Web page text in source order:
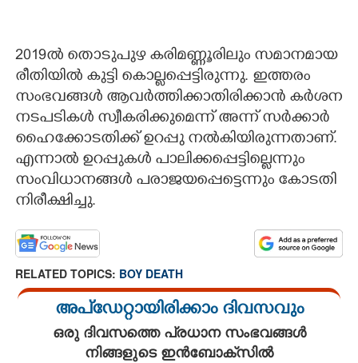
2019ൽ തൊടുപുഴ കരിമണ്ണൂരിലും സമാനമായ
രീതിയിൽ കുട്ടി കൊല്ലപ്പെട്ടിരുന്നു. ഇത്തരം
സംഭവങ്ങൾ ആവർത്തിക്കാതിരിക്കാൻ കർശന
നടപടികൾ സ്വീകരിക്കുമെന്ന് അന്ന് സർക്കാർ
ഹൈക്കോടതിക്ക് ഉറപ്പു നൽകിയിരുന്നതാണ്.
എന്നാൽ ഉറപ്പുകൾ പാലിക്കപ്പെട്ടില്ലെന്നും
സംവിധാനങ്ങൾ പരാജയപ്പെട്ടെന്നും കോടതി
നിരീക്ഷിച്ചു.
RELATED TOPICS: BOY DEATH
അപ്ഡേറ്റായിരിക്കാം ദിവസവും
ഒരു ദിവസത്തെ പ്രധാന സംഭവങ്ങൾ
നിങ്ങളുടെ ഇൻബോക്സിൽ